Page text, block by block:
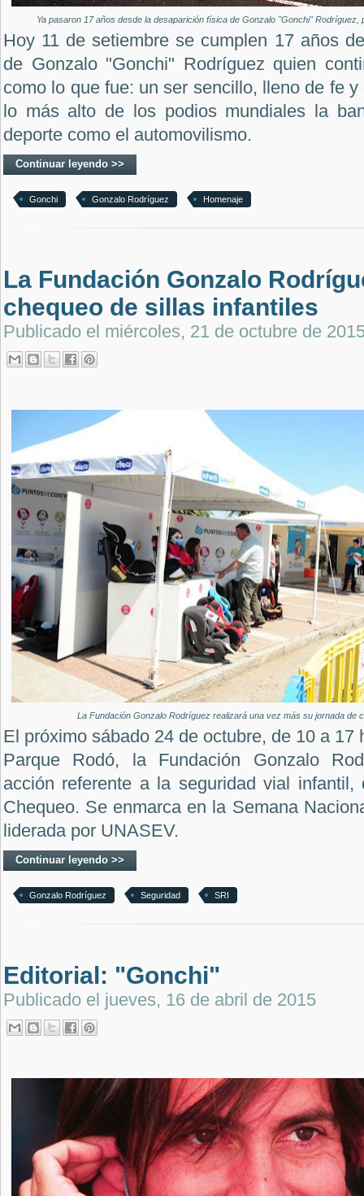
Ya pasaron 17 años desde la desaparición física de Gonzalo "Gonchi" Rodríguez,
Hoy 11 de setiembre se cumplen 17 años
de Gonzalo "Gonchi" Rodríguez quien
como lo que fue: un ser sencillo, lleno de fe
lo más alto de los podios mundiales la
deporte como el automovilismo.
Continuar leyendo >>
Gonchi Gonzalo Rodríguez Homenaje
La Fundación Gonzalo
chequeo de sillas infantiles
Publicado el miércoles, 21 de octubre de
La Fundación Gonzalo Rodríguez realizará una vez más su jornada de
El próximo sábado 24 de octubre, de 10 a 17
Parque Rodó, la Fundación Gonzalo
acción referente a la seguridad vial infantil,
Chequeo. Se enmarca en la Semana
liderada por UNASEV.
Continuar leyendo >>
Gonzalo Rodríguez Seguridad SRI
Editorial: "Gonchi"
Publicado el jueves, 16 de abril de 2015